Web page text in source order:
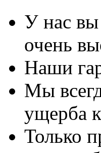
У нас
очень
Наши
Мы
ущерба
Только